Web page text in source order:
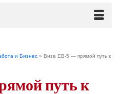
и Бизнес » Виза EB-5 — прямой путь к
путь к